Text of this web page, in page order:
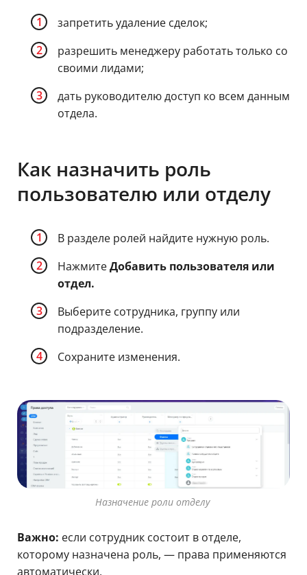
запретить удаление сделок;
разрешить менеджеру работать только со
своими лидами;
дать руководителю доступ ко всем данным
отдела.
Как назначить роль
пользователю или отделу
В разделе ролей найдите нужную роль.
НажмитеДобавить пользователя или
отдел.
Выберите сотрудника, группу или
подразделение.
Сохраните изменения.
Назначение роли отделу
Важно: если сотрудник состоит в отделе,
которому назначена роль, — права применяются
автоматически.